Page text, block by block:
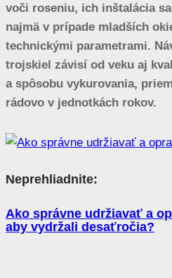
voči roseniu, ich inštalácia
najmä v prípade mladších
technickými parametrami.
trojskiel závisí od veku aj
a spôsobu vykurovania,
rádovo v jednotkách rokov.
Neprehliadnite:
Ako správne udržiavať a
aby vydržali desaťročia?